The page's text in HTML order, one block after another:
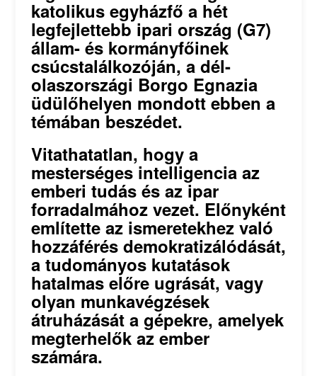
katolikus egyházfő a hét
legfejlettebb ipari ország (G7)
állam- és kormányfőinek
csúcstalálkozóján, a dél-
olaszországi Borgo Egnazia
üdülőhelyen mondott ebben a
témában beszédet.
Vitathatatlan, hogy a
mesterséges intelligencia az
emberi tudás és az ipar
forradalmához vezet. Előnyként
említette az ismeretekhez való
hozzáférés demokratizálódását,
a tudományos kutatások
hatalmas előre ugrását, vagy
olyan munkavégzések
átruházását a gépekre, amelyek
megterhelők az ember
számára.